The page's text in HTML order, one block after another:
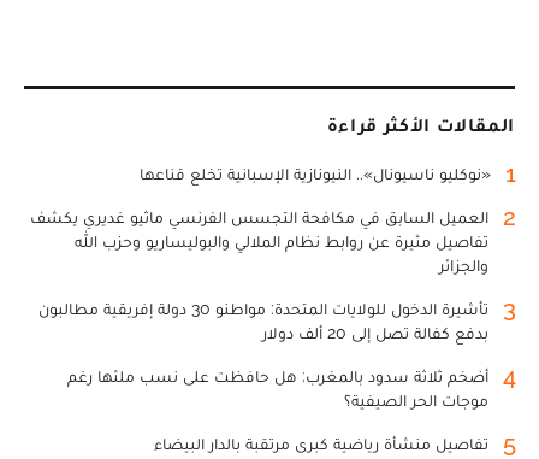
المقالات الأكثر قراءة
1 «نوكليو ناسيونال».. النيونازية الإسبانية تخلع قناعها
2
العميل السابق في مكافحة التجسس الفرنسي ماثيو غديري يكشف
تفاصيل مثيرة عن روابط نظام الملالي والبوليساريو وحزب الله
والجزائر
3
تأشيرة الدخول للولايات المتحدة: مواطنو 30 دولة إفريقية مطالبون
بدفع كفالة تصل إلى 20 ألف دولار
4
أضخم ثلاثة سدود بالمغرب: هل حافظت على نسب ملئها رغم
موجات الحر الصيفية؟
5 تفاصيل منشأة رياضية كبرى مرتقبة بالدار البيضاء